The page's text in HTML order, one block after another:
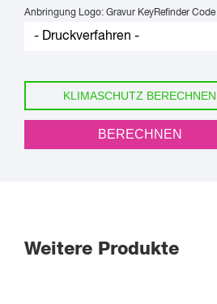
Anbringung Logo: Gravur KeyRefinder Code
KLIMASCHUTZ BERECHNEN
BERECHNEN
Weitere Produkte